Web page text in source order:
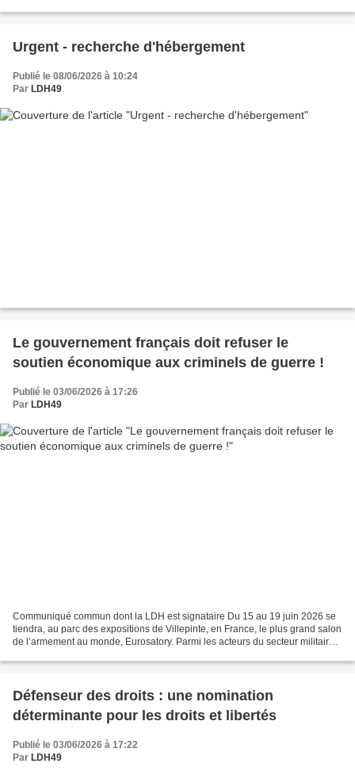
Urgent - recherche d'hébergement
Publié le 08/06/2026 à 10:24
Par LDH49
Le gouvernement français doit refuser le
soutien économique aux criminels de guerre !
Publié le 03/06/2026 à 17:26
Par LDH49
Communiqué commun dont la LDH est signataire Du 15 au 19 juin 2026 se
tiendra, au parc des expositions de Villepinte, en France, le plus grand salon
de l’armement au monde, Eurosatory. Parmi les acteurs du secteur militaire
Défenseur des droits : une nomination
déterminante pour les droits et libertés
Publié le 03/06/2026 à 17:22
Par LDH49